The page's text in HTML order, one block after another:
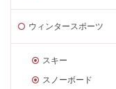
ウィンタースポーツ
スキー
スノーボード